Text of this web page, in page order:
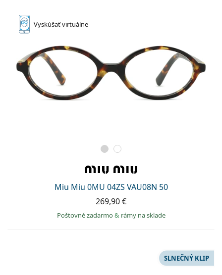
Vyskúšaťvirtuálne
Miu Miu 0MU 04ZS VAU08N 50
269,90 €
Poštovné zadarmo& rámy na sklade
SLNEČNÝ KLIP